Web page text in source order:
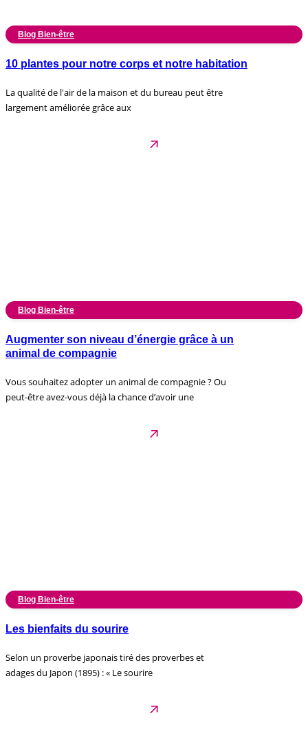
Blog Bien-être
10 plantes pour notre corps et notre habitation
La qualité de l'air de la maison et du bureau peut être
largement améliorée grâce aux
Blog Bien-être
Augmenter son niveau d’énergie grâce à un
animal de compagnie
Vous souhaitez adopter un animal de compagnie ? Ou
peut-être avez-vous déjà la chance d’avoir une
Blog Bien-être
Les bienfaits du sourire
Selon un proverbe japonais tiré des proverbes et
adages du Japon (1895) : « Le sourire